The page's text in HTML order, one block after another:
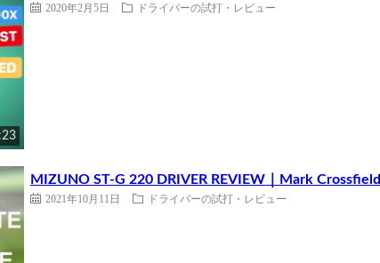
2020年2月5日 ドライバーの試打・レビュー
MIZUNO ST-G 220 DRIVER REVIEW｜Mark Crossfield
2021年10月11日 ドライバーの試打・レビュー